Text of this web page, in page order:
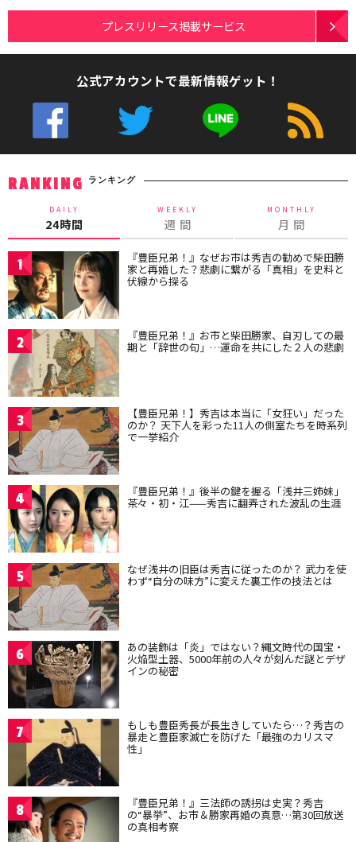
プレスリリース掲載サービス
公式アカウントで最新情報ゲット！
RANKING ランキング
DAILY
24時間
WEEKLY
週 間
MONTHLY
月 間
1 『豊臣兄弟！』なぜお市は秀吉の勧めで柴田勝
家と再婚した？悲劇に繋がる「真相」を史料と
伏線から探る
2 『豊臣兄弟！』お市と柴田勝家、自刃しての最
期と「辞世の句」…運命を共にした２人の悲劇
3 【豊臣兄弟！】秀吉は本当に「女狂い」だった
のか？ 天下人を彩った11人の側室たちを時系列
で一挙紹介
4 『豊臣兄弟！』後半の鍵を握る「浅井三姉妹」
茶々・初・江——秀吉に翻弄された波乱の生涯
5 なぜ浅井の旧臣は秀吉に従ったのか？ 武力を使
わず“自分の味方”に変えた裏工作の技法とは
6 あの装飾は「炎」ではない？縄文時代の国宝・
火焔型土器、5000年前の人々が刻んだ謎とデザ
インの秘密
7 もしも豊臣秀長が長生きしていたら…？秀吉の
暴走と豊臣家滅亡を防げた「最強のカリスマ
性」
8 『豊臣兄弟！』三法師の誘拐は史実？秀吉
の“暴挙”、お市＆勝家再婚の真意…第30回放送
の真相考察